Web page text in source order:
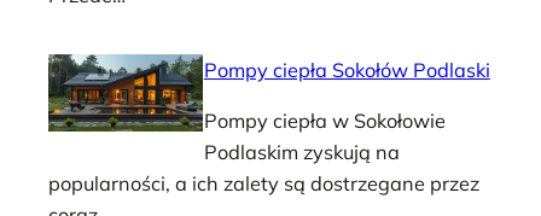
Pompy ciepła Sokołów Podlaski
Pompy ciepła w Sokołowie
Podlaskim zyskują na
popularności, a ich zalety są dostrzegane przez